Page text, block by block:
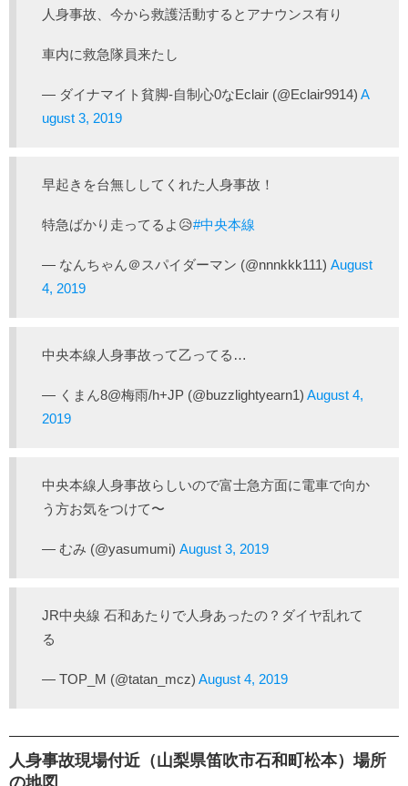
人身事故、今から救護活動するとアナウンス有り
車内に救急隊員来たし
— ダイナマイト貧脚-自制心0なEclair (@Eclair9914) A
ugust 3, 2019
早起きを台無ししてくれた人身事故！
特急ばかり走ってるよ😥#中央本線
— なんちゃん＠スパイダーマン (@nnnkkk111) August
4, 2019
中央本線人身事故って乙ってる…
— くまん8@梅雨/h+JP (@buzzlightyearn1) August 4,
2019
中央本線人身事故らしいので富士急方面に電車で向か
う方お気をつけて〜
— むみ (@yasumumi) August 3, 2019
JR中央線 石和あたりで人身あったの？ダイヤ乱れて
る
— TOP_M (@tatan_mcz) August 4, 2019
人身事故現場付近（山梨県笛吹市石和町松本）場所
の地図